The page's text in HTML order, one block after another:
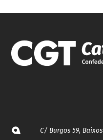
C/ Burgos 59,